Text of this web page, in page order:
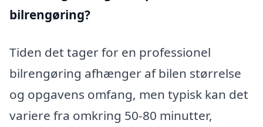
bilrengøring?
Tiden det tager for en professionel
bilrengøring afhænger af bilen størrelse
og opgavens omfang, men typisk kan det
variere fra omkring 50-80 minutter,